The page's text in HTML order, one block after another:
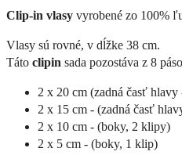
Clip-in vlasy vyrobené zo 100%
Vlasy sú rovné, v dĺžke 38 cm.
Táto clipin sada pozostáva z 8
2 x 20 cm (zadná časť
2 x 15 cm - (zadná časť
2 x 10 cm - (boky, 2 klipy)
2 x 5 cm - (boky, 1 klip)